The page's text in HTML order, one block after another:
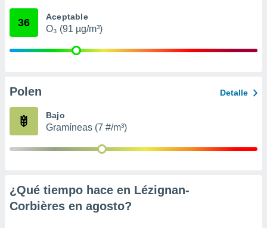
e
publicidad
1199
36 Aceptable
O₃ (91 µg/m³)
Polen Detalle
Bajo
Gramíneas (7 #/m³)
¿Qué tiempo hace en Lézignan-
Corbières en agosto?